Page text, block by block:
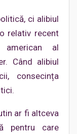
ci alibiul
relativ recent
al
Când alibiul
consecința
ar fi altceva
pentru care